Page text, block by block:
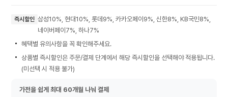
즉시할인 삼성10%, 현대10%, 롯데9%, 카카오페이9%, 신한8%, KB국민8%,
네이버페이7%, 하나7%
혜택별 유의사항을 꼭 확인해주세요.
상품별 즉시할인은 주문/결제 단계에서 해당 즉시할인을 선택해야 적용됩니다.
(미선택 시 적용 불가)
가전을 쉽게 최대 60개월 나눠 결제